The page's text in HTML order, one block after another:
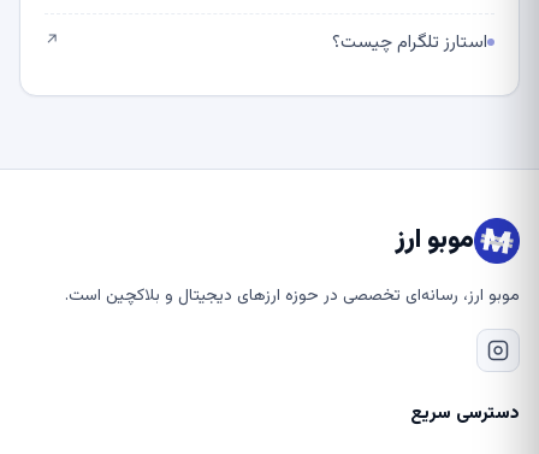
استارز تلگرام چیست؟ ↗
موبو ارز
موبو ارز، رسانه‌ای تخصصی در حوزه ارزهای دیجیتال و بلاکچین است.
دسترسی سریع